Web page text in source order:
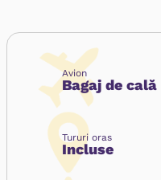
Avion
Bagaj de cală
Tururi oras
Incluse